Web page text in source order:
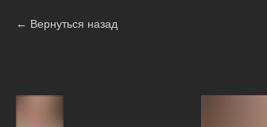
Вернуться назад